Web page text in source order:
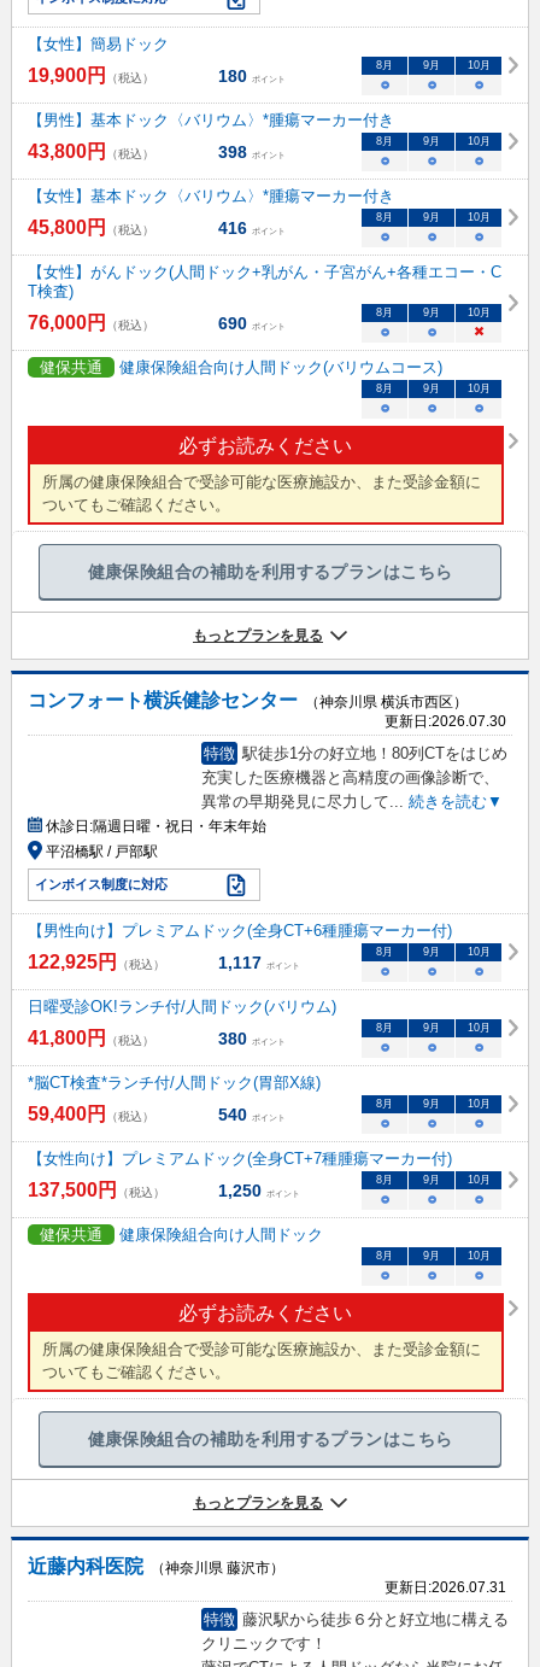
【女性】簡易ドック
19,900円 （税込） 180 ポイント
8 月 9 月 10月
○ ○ ○
【男性】基本ドック〈バリウム〉*腫瘍マーカー付き
43,800円 （税込） 398 ポイント
8 月 9 月 10月
○ ○ ○
【女性】基本ドック〈バリウム〉*腫瘍マーカー付き
45,800円 （税込） 416 ポイント
8 月 9 月 10月
○ ○ ○
【女性】がんドック(人間ドック+乳がん・子宮がん+各種エコー・C
T検査)
76,000円 （税込） 690 ポイント
8 月 9 月 10月
○ ○ ×
健保共通 健康保険組合向け人間ドック(バリウムコース)
必ずお読みください
所属の健康保険組合で受診可能な医療施設か、また受診金額に
ついてもご確認ください。
8 月 9 月 10月
○ ○ ○
健康保険組合の補助を利用するプランはこちら
もっとプランを見る
コンフォート横浜健診センター
（神奈川県 横浜市西区）
更新日:2026.07.30
特徴 駅徒歩1分の好立地！80列CTをはじめ
充実した医療機器と高精度の画像診断で、
異常の早期発見に尽力して
続きを読む▼
休診日:隔週日曜・祝日・年末年始
平沼橋駅 / 戸部駅
インボイス制度に対応
【男性向け】プレミアムドック(全身CT+6種腫瘍マーカー付)
122,925円 （税込） 1,117 ポイント
8 月 9 月 10月
○ ○ ○
日曜受診OK!ランチ付/人間ドック(バリウム)
41,800円 （税込） 380 ポイント
8 月 9 月 10月
○ ○ ○
*脳CT検査*ランチ付/人間ドック(胃部X線)
59,400円 （税込） 540 ポイント
8 月 9 月 10月
○ ○ ○
【女性向け】プレミアムドック(全身CT+7種腫瘍マーカー付)
137,500円 （税込） 1,250 ポイント
8 月 9 月 10月
○ ○ ○
健保共通 健康保険組合向け人間ドック
必ずお読みください
所属の健康保険組合で受診可能な医療施設か、また受診金額に
ついてもご確認ください。
8 月 9 月 10月
○ ○ ○
健康保険組合の補助を利用するプランはこちら
もっとプランを見る
近藤内科医院
（神奈川県 藤沢市）
更新日:2026.07.31
特徴 藤沢駅から徒歩６分と好立地に構える
クリニックです！